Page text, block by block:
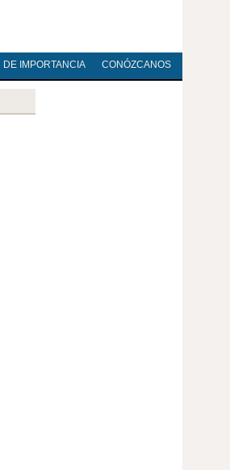
DE IMPORTANCIA CONÓZCANOS